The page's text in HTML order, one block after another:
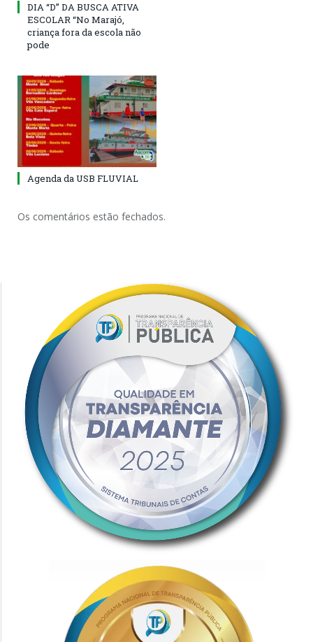
DIA “D” DA BUSCA ATIVA
ESCOLAR “No Marajó,
criança fora da escola não
pode
Agenda da USB FLUVIAL
Os comentários estão fechados.